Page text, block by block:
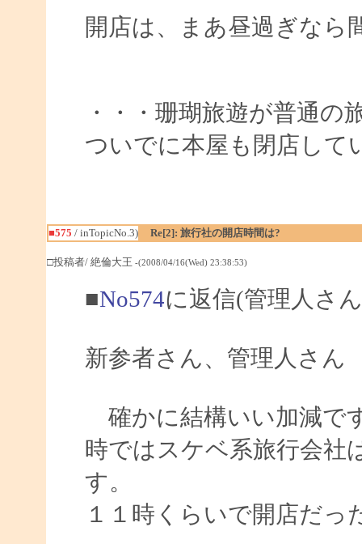
開店は、まあ昼過ぎなら
・・・珊瑚旅遊が普通
ついでに本屋も閉店して
■575 / inTopicNo.3) Re[2]: 旅行社の開店時間は?
□投稿者/ 絶倫大王 -(2008/04/16(Wed) 23:38:53)
■No574に返信(管理人さ
新参者さん、管理人さん
確かに結構いい加減で
時ではスケベ系旅行会社
す。
１１時くらいで開店だっ